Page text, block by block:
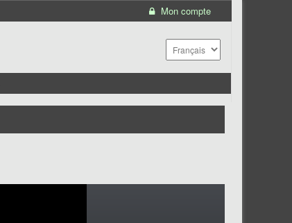
Mon compte